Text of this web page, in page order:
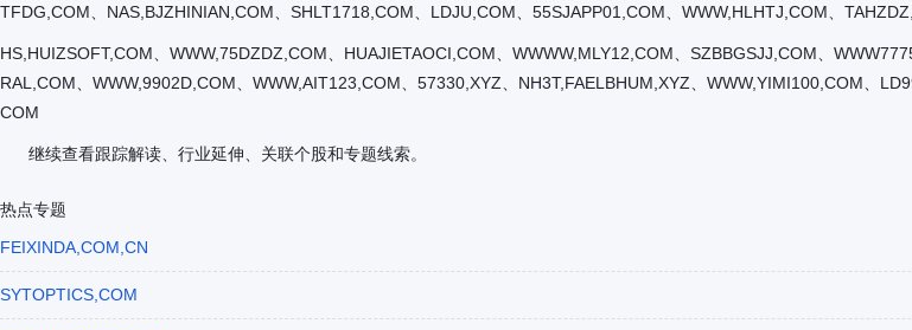
TFDG,COM、NAS,BJZHINIAN,COM、SHLT1718,COM、LDJU,COM、55SJAPP01,COM、WWW,HLHTJ,COM、
HS,HUIZSOFT,COM、WWW,75DZDZ,COM、HUAJIETAOCI,COM、WWWW,MLY12,COM、SZBBGSJJ,COM、
RAL,COM、WWW,9902D,COM、WWW,AIT123,COM、57330,XYZ、NH3T,FAELBHUM,XYZ、WWW,YIMI100,COM、
COM
继续查看跟踪解读、行业延伸、关联个股和专题线索。
热点专题
FEIXINDA,COM,CN
SYTOPTICS,COM